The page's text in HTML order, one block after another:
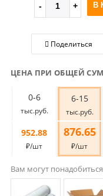
В
Поделиться
ЦЕНА ПРИ ОБЩЕЙ
0-6
тыс.руб.
6-15
тыс.руб.
952.88
₽/шт
876.65
₽/шт
Вам могут